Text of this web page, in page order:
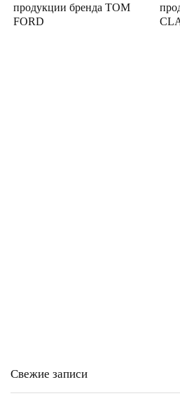
продукции бренда TOM
FORD
Свежие записи